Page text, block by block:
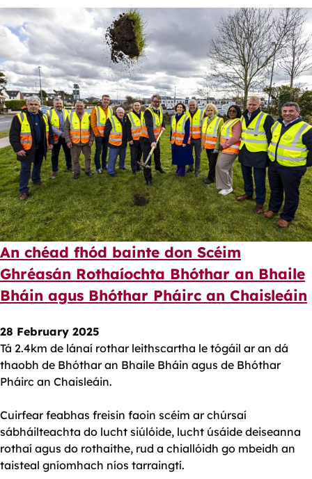
An chéad fhód bainte don Scéim
Ghréasán Rothaíochta Bhóthar an Bhaile
Bháin agus Bhóthar Pháirc an Chaisleáin
28 February 2025
Tá 2.4km de lánaí rothar leithscartha le tógáil ar an dá
thaobh de Bhóthar an Bhaile Bháin agus de Bhóthar
Pháirc an Chaisleáin.
Cuirfear feabhas freisin faoin scéim ar chúrsaí
sábháilteachta do lucht siúlóide, lucht úsáide deiseanna
rothaí agus do rothaithe, rud a chiallóidh go mbeidh an
taisteal gníomhach níos tarraingtí.